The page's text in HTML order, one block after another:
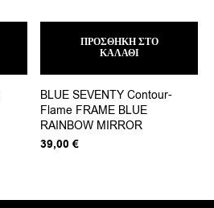
ΠΡΟΣΘΉΚΗ ΣΤΟ
ΚΑΛΆΘΙ
BLUE SEVENTY Contour-
Flame FRAME BLUE
RAINBOW MIRROR
39,00€